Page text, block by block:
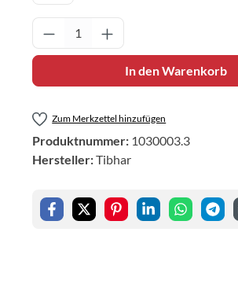
Produkt Anzahl: Gib den
In den Warenkorb
Zum Merkzettel hinzufügen
Produktnummer: 1030003.3
Hersteller:Tibhar